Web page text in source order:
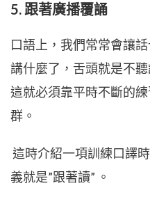
5. 跟著廣播覆誦
口語上，我們常常會讓
講什麼了，舌頭就是不
這就必須靠平時不斷的
群。
這時介紹一項訓練口譯
義就是”跟著讀” 。